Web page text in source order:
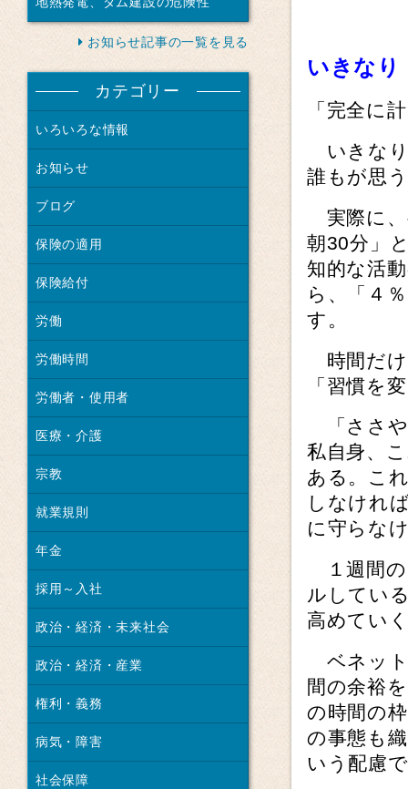
いきなり
「完全に
いきなり
誰もが思
実際に、
朝30分」
知的な活
ら、「４
す。
時間だけ
「習慣を
「ささや
私自身、
ある。こ
しなけれ
に守らな
１週間の
ルしてい
高めてい
ベネット
間の余裕
の時間の
の事態も
いう配慮
お知らせ記事の一覧を見る
カテゴリー
いろいろな情報
お知らせ
ブログ
保険の適用
保険給付
労働
労働時間
労働者・使用者
医療・介護
宗教
就業規則
年金
採用～入社
政治・経済・未来社会
政治・経済・産業
権利・義務
病気・障害
社会保障